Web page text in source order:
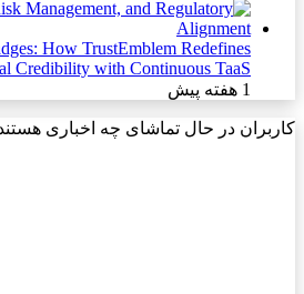
How TrustEmblem Redefines
Credibility with Continuous TaaS
1 هفته پیش
کاربران در حال تماشای چه اخباری